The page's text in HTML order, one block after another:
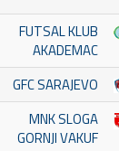
FUTSAL KLUB
AKADEMAC
GFC SARAJEVO
MNK SLOGA
GORNJI VAKUF